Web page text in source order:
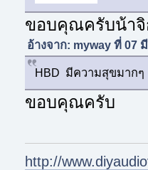
ขอบคุณครับน้าจิ
อ้างจาก: myway ที่ 07
HBD มีความสุขมาก
ขอบคุณครับ
http://